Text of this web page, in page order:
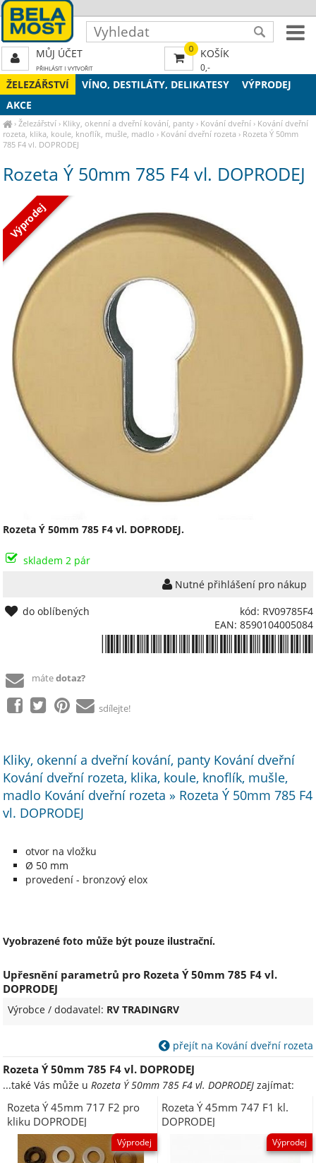
ŽELEZÁŘSTVÍ VÍNO, DESTILÁTY, DELIKATESY
VÝPRODEJ
AKCE
›Železářství › Kliky, okenní a dveřní kování, panty › Kování dveřní › Kování dveřní
rozeta, klika, koule, knoflík, mušle, madlo › Kování dveřní rozeta › Rozeta Ý 50mm
785 F4 vl. DOPRODEJ
Rozeta Ý 50mm 785 F4 vl. DOPRODEJ
Výprodej
Rozeta Ý 50mm 785 F4 vl. DOPRODEJ.
skladem 2 pár
Nutné přihlášení pro nákup
kód: RV09785F4
EAN: 8590104005084
do oblíbených
mátedotaz?
sdílejte!
Kliky, okenní a dveřní kování, panty Kování dveřní
Kování dveřní rozeta, klika, koule, knoflík, mušle,
madlo Kování dveřní rozeta » Rozeta Ý 50mm 785 F4
vl. DOPRODEJ
otvor na vložku
Ø 50 mm
provedení - bronzový elox
Vyobrazené foto může být pouze ilustrační.
Upřesnění parametrů pro Rozeta Ý 50mm 785 F4 vl.
DOPRODEJ
Výrobce / dodavatel: RV TRADINGRV
přejít na Kování dveřní rozeta
Rozeta Ý 50mm 785 F4 vl. DOPRODEJ
...také Vás může uRozeta Ý 50mm 785 F4 vl. DOPRODEJ zajímat:
Rozeta Ý 45mm 717 F2 pro
kliku DOPRODEJ
Výprodej
Rozeta Ý 45mm 747 F1 kl.
DOPRODEJ
Výprodej
0 KOŠÍK
0,-
MŮJ ÚČET
PŘIHLÁSIT| VYTVOŘIT